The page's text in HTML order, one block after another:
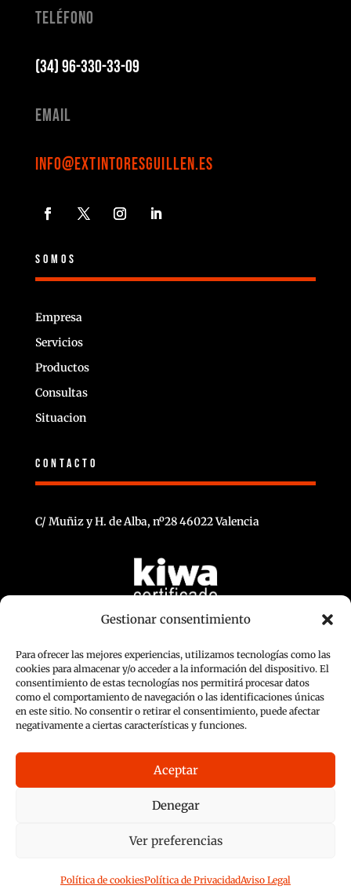
Gestionar consentimiento
Para ofrecer las mejores experiencias, utilizamos tecnologías como las
cookies para almacenar y/o acceder a la información del dispositivo. El
consentimiento de estas tecnologías nos permitirá procesar datos
como el comportamiento de navegación o las identificaciones únicas
en este sitio. No consentir o retirar el consentimiento, puede afectar
negativamente a ciertas características y funciones.
Aceptar
Denegar
Ver preferencias
Política de cookiesPolítica de PrivacidadAviso Legal
Teléfono
(34) 96-330-33-09
Email
info@extintoresguillen.es
SOMOS
Empresa
Servicios
Productos
Consultas
Situacion
CONTACTO
C/ Muñiz y H. de Alba, nº28 46022 Valencia
Diseño:Reciclart Estudio